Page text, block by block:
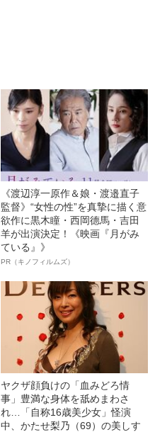
《渡辺淳一原作＆娘・渡邉直子
監督》“女性の性”を真摯に描く意
欲作に黒木瞳・西岡德馬・吉田
羊が出演決定！《映画『月がみ
ている』》
PR（キノフィルムズ）
ヤクザ顔負けの「血みどろ情
事」豊満な身体を舐めまわさ
れ…「自称16歳美少女」怪演
中、かたせ梨乃（69）の美しす